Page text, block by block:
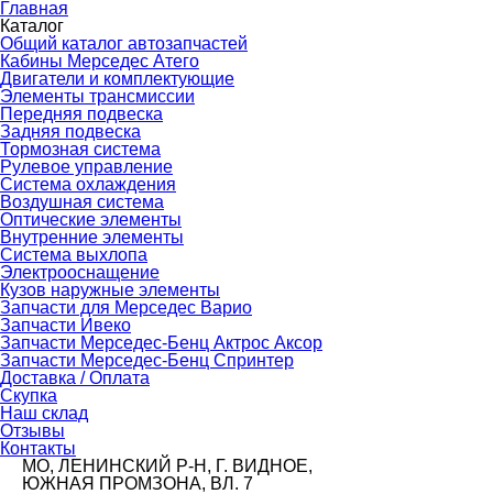
Главная
Каталог
Общий каталог автозапчастей
Кабины Мерседес Атего
Двигатели и комплектующие
Элементы трансмиссии
Передняя подвеска
Задняя подвеска
Тормозная сиcтема
Рулевое управление
Система охлаждения
Воздушная система
Оптические элементы
Внутренние элементы
Система выхлопа
Электрооснащение
Кузов наружные элементы
Запчасти для Мерседес Варио
Запчасти Ивеко
Запчасти Мерседес-Бенц Актрос Аксор
Запчасти Мерседес-Бенц Спринтер
Доставка / Оплата
Скупка
Наш склад
Отзывы
Контакты
МО, ЛЕНИНСКИЙ Р-Н, Г. ВИДНОЕ,
ЮЖНАЯ ПРОМЗОНА, ВЛ. 7